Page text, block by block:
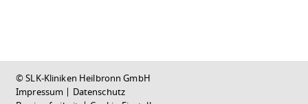
© SLK-Kliniken Heilbronn GmbH
Impressum | Datenschutz